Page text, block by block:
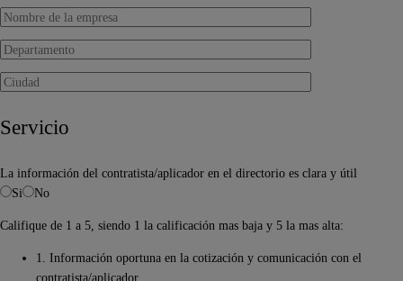
Servicio
La información del contratista/aplicador en el directorio es clara y útil
Si
No
Califique de 1 a 5, siendo 1 la calificación mas baja y 5 la mas alta:
1. Información oportuna en la cotización y comunicación con el
contratista/aplicador